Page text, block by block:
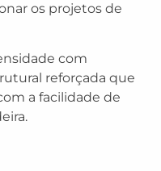
os projetos de
com
reforçada que
a facilidade de